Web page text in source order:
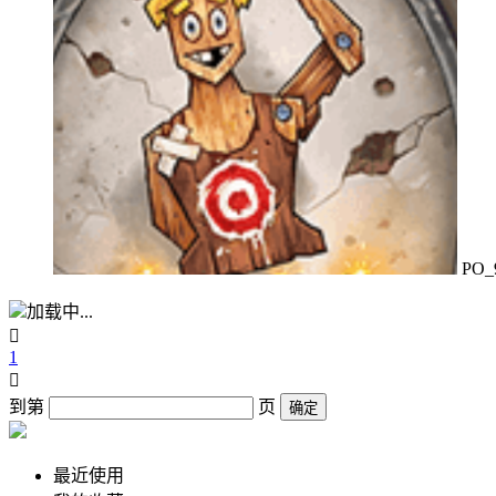
加载中...

1

到第
页 确定
最近使用